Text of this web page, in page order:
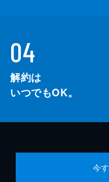
04
解約は
いつでもOK。
今